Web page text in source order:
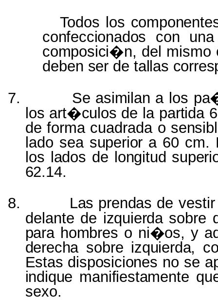
Todos los
confeccionados
con
una
composici�n, del mismo
deben ser de tallas
7.
Se asimilan a los
los art�culos de la partida
de forma cuadrada o
lado sea superior a 60 cm.
los lados de longitud
62.14.
8.
Las prendas de
delante de izquierda sobre
para hombres o ni�os,y
derecha sobre izquierda,
Estas disposiciones no se
indique manifiestamente
sexo.